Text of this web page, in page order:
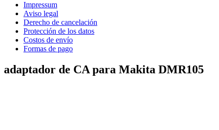
Impressum
Aviso legal
Derecho de cancelación
Protección de los datos
Costos de envío
Formas de pago
adaptador de CA para Makita DMR105